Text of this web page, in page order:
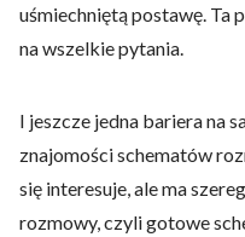
uśmiechniętą postawę. Ta
na wszelkie pytania.
I jeszcze jedna bariera na
znajomości schematów
się interesuje, ale ma
rozmowy, czyli gotowe